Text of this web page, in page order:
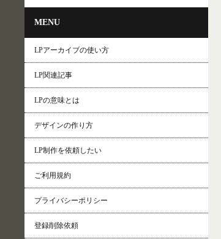
MENU
LPアーカイブの使い方
LP関連記事
LPの意味とは
デザインの作り方
LP制作を依頼したい
ご利用規約
プライバシーポリシー
登録削除依頼